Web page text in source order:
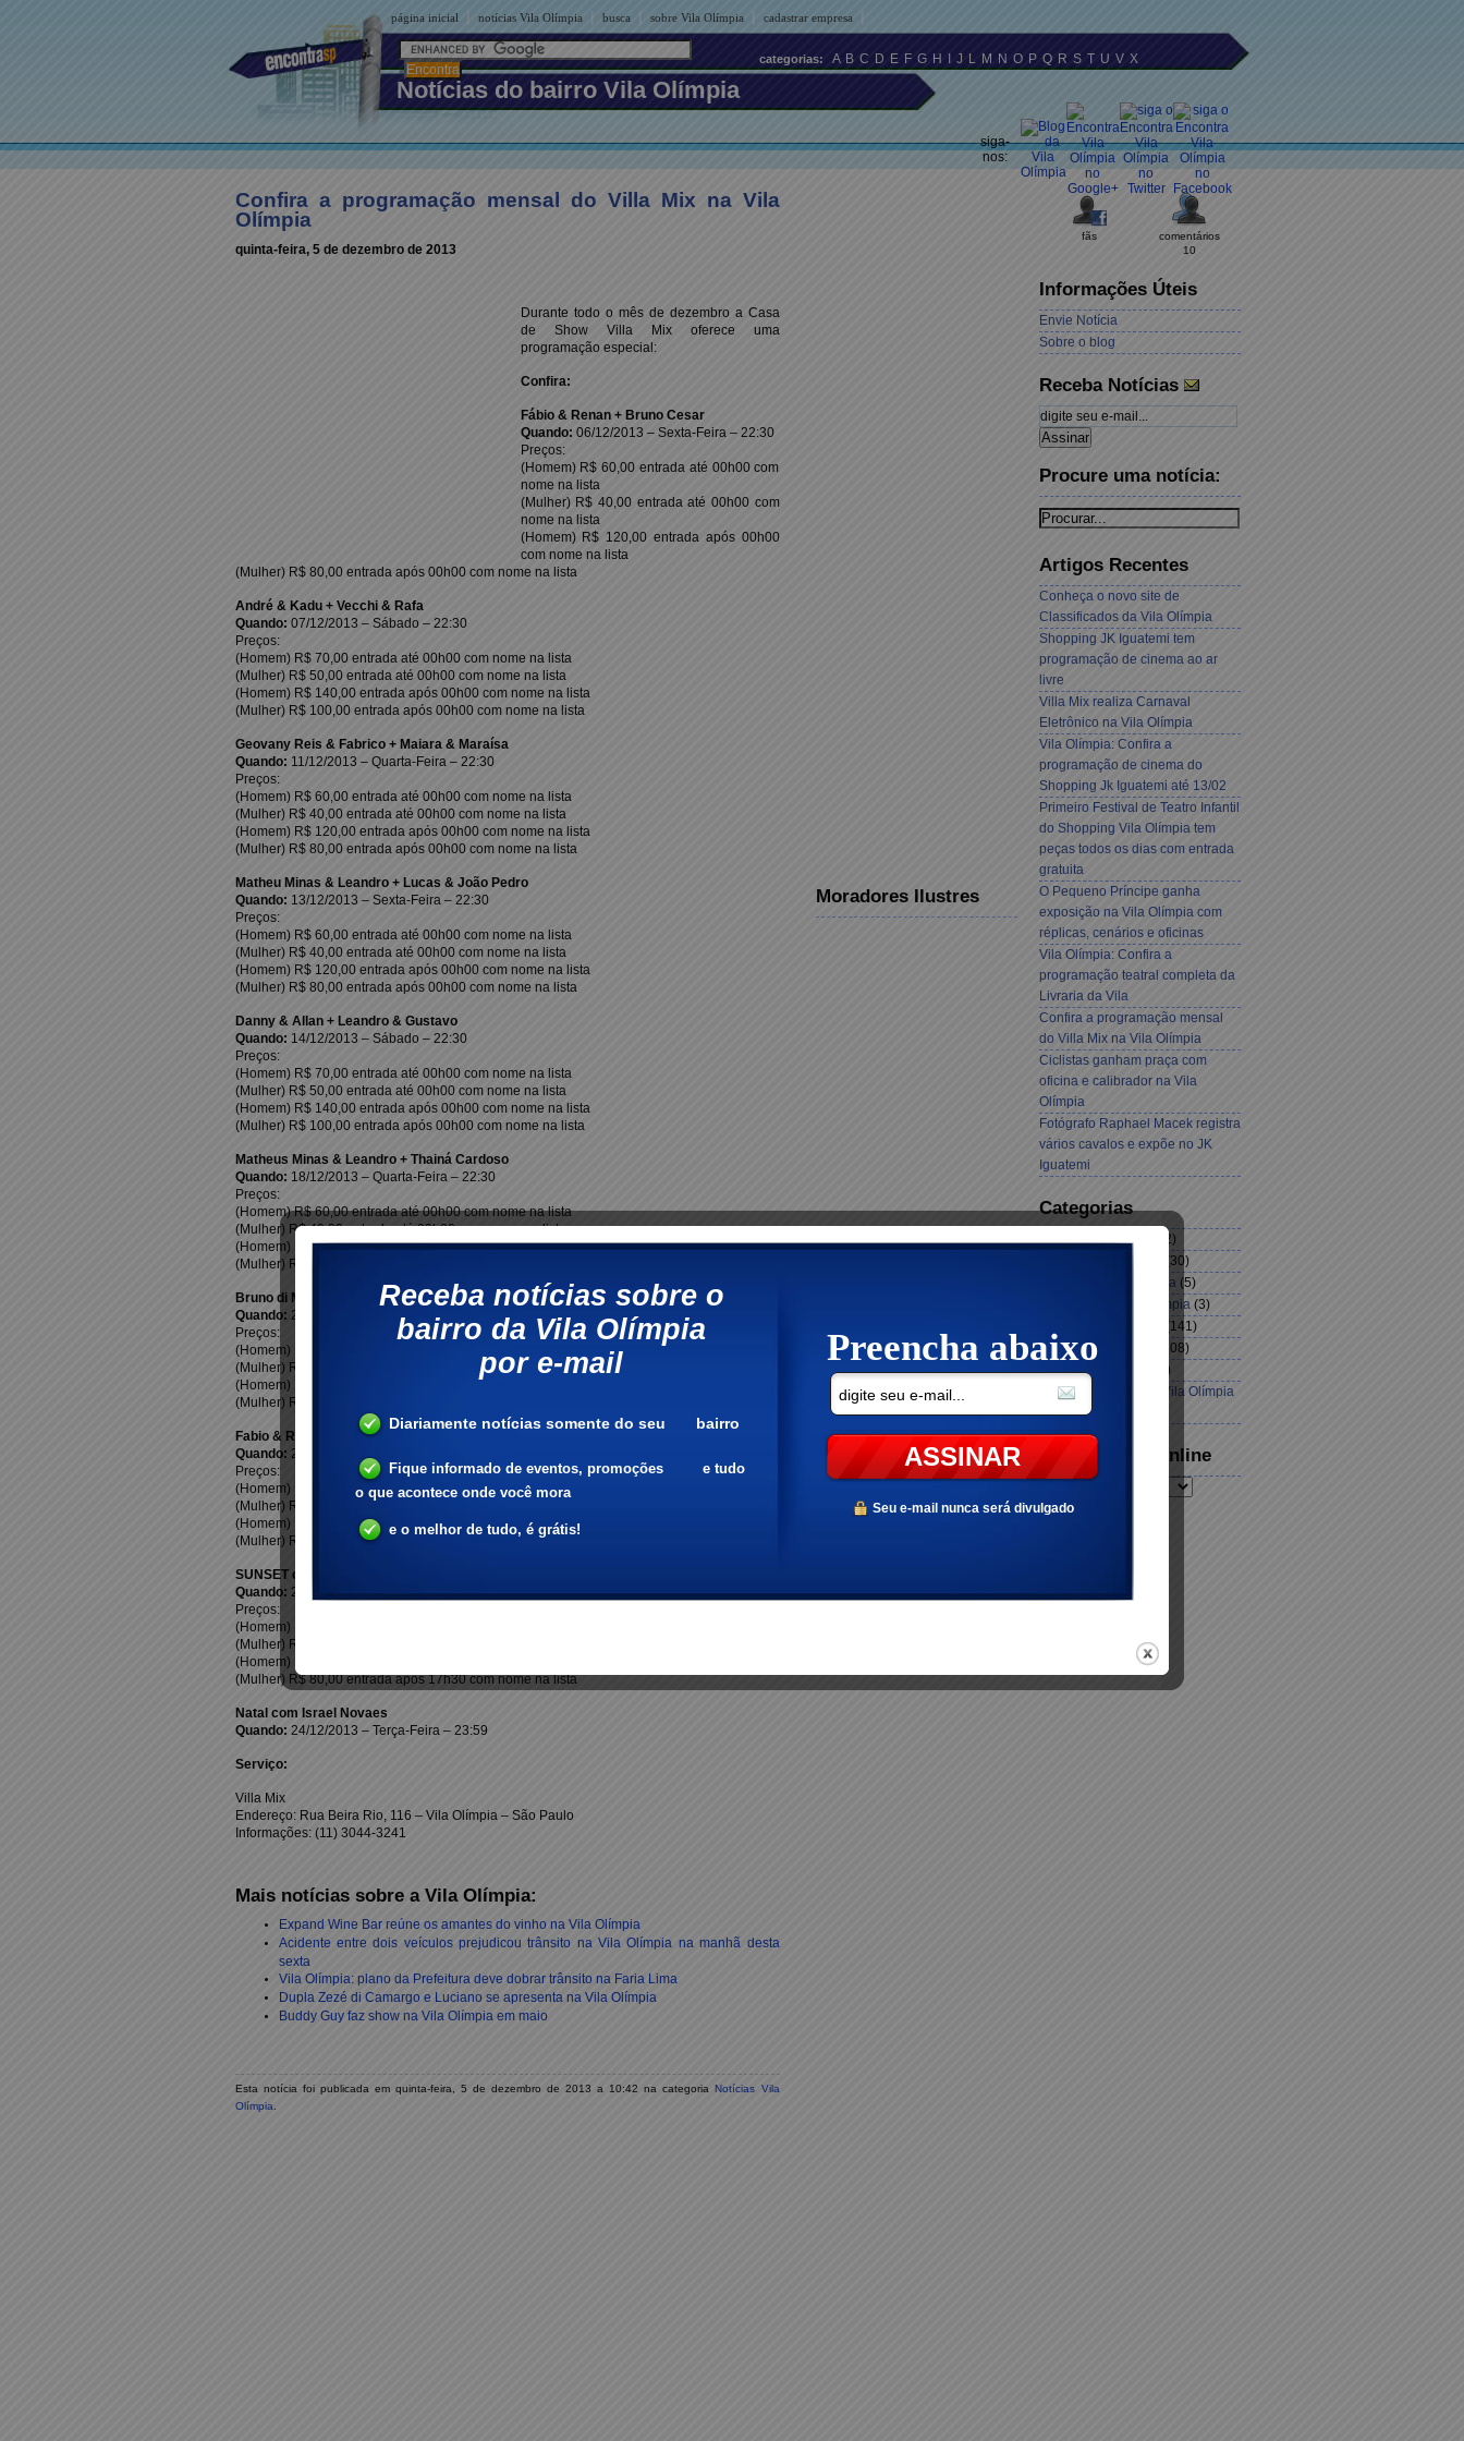
página inicial | notícias Vila Olímpia | busca | sobre Vila Olímpia | cadastrar empresa |
Notícias do bairro Vila Olímpia
siga-
nos:
categorias: A B C D E F G H J L M N O P Q R S T U V X
Confira a programação mensal do Villa Mix na Vila
Olímpia
quinta-feira, 5 de dezembro de 2013
Durante todo o mês de dezembro a Casa
de Show Villa Mix oferece uma
programação especial:
Confira:
Fábio & Renan + Bruno Cesar
Quando: 06/12/2013 – Sexta-Feira – 22:30
Preços:
(Homem) R$ 60,00 entrada até 00h00 com
nome na lista
(Mulher) R$ 40,00 entrada até 00h00 com
nome na lista
(Homem) R$ 120,00 entrada após 00h00
com nome na lista
(Mulher) R$ 80,00 entrada após 00h00 com nome na lista
André & Kadu + Vecchi & Rafa
Quando: 07/12/2013 – Sábado – 22:30
Preços:
(Homem) R$ 70,00 entrada até 00h00 com nome na lista
(Mulher) R$ 50,00 entrada até 00h00 com nome na lista
(Homem) R$ 140,00 entrada após 00h00 com nome na lista
(Mulher) R$ 100,00 entrada após 00h00 com nome na lista
Geovany Reis & Fabrico + Maiara & Maraísa
Quando: 11/12/2013 – Quarta-Feira – 22:30
Preços:
(Homem) R$ 60,00 entrada até 00h00 com nome na lista
(Mulher) R$ 40,00 entrada até 00h00 com nome na lista
(Homem) R$ 120,00 entrada após 00h00 com nome na lista
(Mulher) R$ 80,00 entrada após 00h00 com nome na lista
Matheu Minas & Leandro + Lucas & João Pedro
Quando: 13/12/2013 – Sexta-Feira – 22:30
Preços:
(Homem) R$ 60,00 entrada até 00h00 com nome na lista
(Mulher) R$ 40,00 entrada até 00h00 com nome na lista
(Homem) R$ 120,00 entrada após 00h00 com nome na lista
(Mulher) R$ 80,00 entrada após 00h00 com nome na lista
Danny & Allan + Leandro & Gustavo
Quando: 14/12/2013 – Sábado – 22:30
Preços:
(Homem) R$ 70,00 entrada até 00h00 com nome na lista
(Mulher) R$ 50,00 entrada até 00h00 com nome na lista
(Homem) R$ 140,00 entrada após 00h00 com nome na lista
(Mulher) R$ 100,00 entrada após 00h00 com nome na lista
Matheus Minas & Leandro + Thainá Cardoso
Quando: 18/12/2013 – Quarta-Feira – 22:30
Preços:
(Homem) R$ 60,00 entrada até 00h00 com nome na lista
(Mulher) R$ 40,00 entrada até 00h00 com nome na lista
(Homem) R$ 120,00 entrada após 00h00 com nome na lista
(Mulher) R$ 80,00 entrada após 00h00 com nome na lista
Bruno di Marco & Cristiano + André & Kadu
Quando: 20/12/2013 – Sexta-Feira – 22:30
Preços:
(Homem) R$ 60,00 entrada até 00h00 com nome na lista
(Mulher) R$ 40,00 entrada até 00h00 com nome na lista
(Homem) R$ 120,00 entrada após 00h00 com nome na lista
(Mulher) R$ 80,00 entrada após 00h00 com nome na lista
Fabio & Renan + Dom Caetano & Rafael
Quando: 21/12/2013 – Sábado – 22:30
Preços:
(Homem) R$ 70,00 entrada até 00h00 com nome na lista
(Mulher) R$ 50,00 entrada até 00h00 com nome na lista
(Homem) R$ 140,00 entrada após 00h00 com nome na lista
(Mulher) R$ 100,00 entrada após 00h00 com nome na lista
SUNSET com SPC + Dj Tartaruga + Vecchi & Rafa
Quando: 22/12/2013 – Domingo – 16:00
Preços:
(Homem) R$ 80,00 entrada até 17h30 com nome na lista
(Mulher) R$ 60,00 entrada até 17h30 com nome na lista
(Homem) R$ 100,00 entrada após 17f30 com nome na lista
(Mulher) R$ 80,00 entrada após 17h30 com nome na lista
Natal com Israel Novaes
Quando: 24/12/2013 – Terça-Feira – 23:59
Serviço:
Villa Mix
Endereço: Rua Beira Rio, 116 – Vila Olímpia – São Paulo
Informações: (11) 3044-3241
Mais notícias sobre a Vila Olímpia:
Expand Wine Bar reúne os amantes do vinho na Vila Olímpia
Acidente entre dois veículos prejudicou trânsito na Vila Olímpia na manhã desta
sexta
Vila Olímpia: plano da Prefeitura deve dobrar trânsito na Faria Lima
Dupla Zezé di Camargo e Luciano se apresenta na Vila Olímpia
Buddy Guy faz show na Vila Olímpia em maio
Esta notícia foi publicada em quinta-feira, 5 de dezembro de 2013 a 10:42 na categoriaNotícias Vila
Olímpia
Moradores Ilustres
fãs
comentários
10
Informações Úteis
Envie Notícia
Sobre o blog
Receba Notícias
Procure uma notícia:
Artigos Recentes
Conheça o novo site de
Classificados da Vila Olímpia
Shopping JK Iguatemi tem
programação de cinema ao ar
livre
Villa Mix realiza Carnaval
Eletrônico na Vila Olímpia
Vila Olímpia: Confira a
programação de cinema do
Shopping Jk Iguatemi até 13/02
Primeiro Festival de Teatro Infantil
do Shopping Vila Olímpia tem
peças todos os dias com entrada
gratuita
O Pequeno Príncipe ganha
exposição na Vila Olímpia com
réplicas, cenários e oficinas
Vila Olímpia: Confira a
programação teatral completa da
Livraria da Vila
Confira a programação mensal
do Villa Mix na Vila Olímpia
Ciclistas ganham praça com
oficina e calibrador na Vila
Olímpia
Fotógrafo Raphael Macek registra
vários cavalos e expõe no JK
Iguatemi
Categorias
Cursos Vila Olímpia
(2)
(30)
Exposição Vila Olímpia (5)
Gastronomia Vila Olímpia(3)
(141)
Shows Vila Olímpia
(108)
Teatro Vila Olímpia
(3)
Vagas de Empregos Vila Olímpia
(1)
O seu Jornal Online